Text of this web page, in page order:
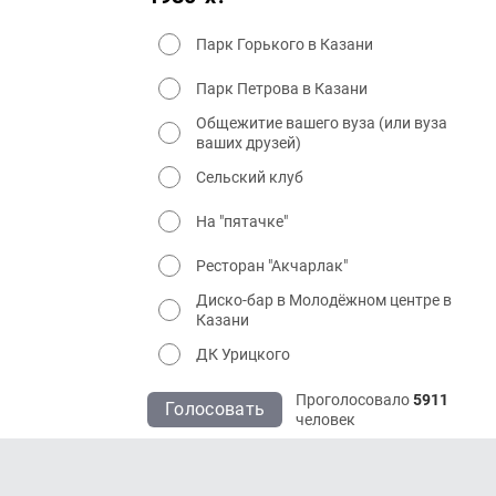
Парк Горького в Казани
Парк Петрова в Казани
Общежитие вашего вуза (или вуза
ваших друзей)
Сельский клуб
На "пятачке"
Ресторан "Акчарлак"
Диско-бар в Молодёжном центре в
Казани
ДК Урицкого
Голосовать Проголосовало5911
человек